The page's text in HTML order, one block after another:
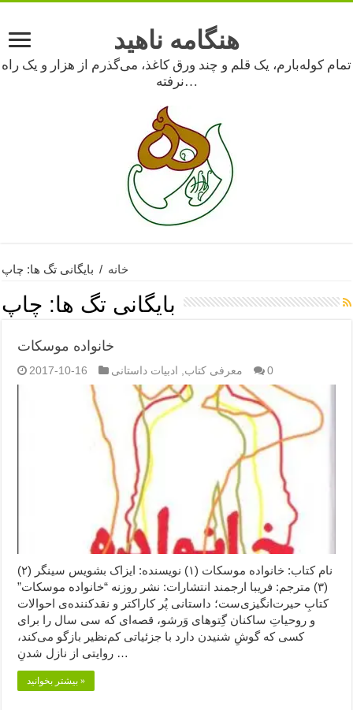
هنگامه ناهید
تمام کوله‌بارم، یک قلم و چند ورق کاغذ، می‌گذرم از هزار و یک راه
نرفته…
خانه / بایگانی تگ ها: چاپ
بایگانی تگ ها: چاپ
خانواده موسکات
2017-10-16 معرفی کتاب ادبیات داستانی 0
نام کتاب: خانواده موسکات (۱) نویسنده: ایزاک بشویس سینگر (۲)
(۳) مترجم: فریبا ارجمند انتشارات: نشر روزنه “خانواده موسکات”
کتابِ حیرت‌انگیزی‌ست؛ داستانی پُر کاراکتر و نقدکننده‌ی احوالات
و روحیاتِ ساکنان گِتوهای وَرشو، قصه‌ای که سی سال را برای
کسی که گوشِ شنیدن دارد با جزئیاتی کم‌نظیر بازگو می‌کند،
روایتی از نازل شدنِ …
بیشتر بخوانید »